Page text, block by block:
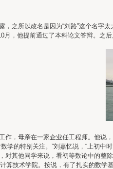
所以改名是因为“刘路”这个名字太
，他提前通过了本科论文答辩。之
母亲在一家企业任工程师。他说
的特别关注。”刘嘉忆说，“上初中
他同学来说，看初等数论中的整除
技术学院。按说，有了扎实的数学